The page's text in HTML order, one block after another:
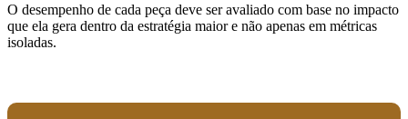
O desempenho de cada peça deve ser avaliado com base no impacto
que ela gera dentro da estratégia maior e não apenas em métricas
isoladas.